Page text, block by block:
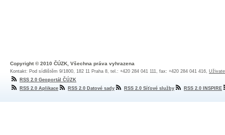
Copyright © 2010 ČÚZK, Všechna práva vyhrazena
Kontakt: Pod sídlištěm 9/1800, 182 11 Praha 8, tel.: +420 284 041 111, fax: +420 284 041 416,
RSS 2.0 Geoportál ČÚZK
RSS 2.0 Aplikace
RSS 2.0 Datové sady RSS 2.0 Síťové služby RSS 2.0 INSPIRE